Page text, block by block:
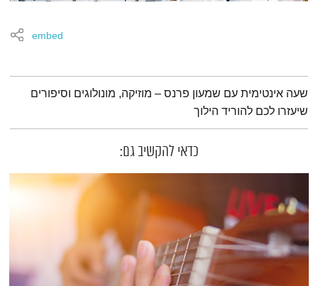
embed
תמצית הפודקאסט
שעה אינטימית עם שמעון פרנס – מוזיקה, מונולוגים וסיפורים
שיעזרו לכם להוריד הילוך
כדאי להקשיב גם: